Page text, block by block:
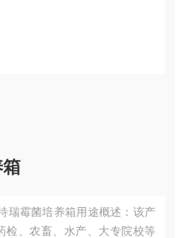
瑞霉菌培养箱用途概述：该产
检、农畜、水产、大专院校等